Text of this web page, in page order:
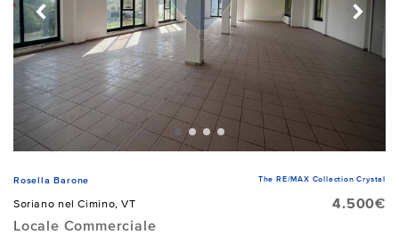
Rosella Barone The RE/MAX Collection Crystal
Soriano nel Cimino, VT
4.500€
Locale Commerciale